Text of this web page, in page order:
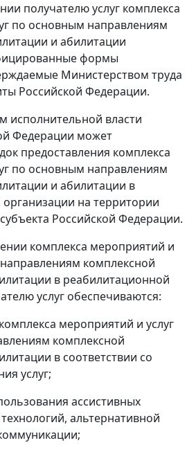
получателю услуг комплекса
по основным направлениям
и абилитации
формы
Министерством труда
Российской Федерации.
исполнительной власти
Федерации может
предоставления комплекса
по основным направлениям
и абилитации в
на территории
Российской Федерации.
комплекса мероприятий и
комплексной
в реабилитационной
услуг обеспечиваются:
мероприятий и услуг
комплексной
в соответствии со
услуг;
ассистивных
альтернативной